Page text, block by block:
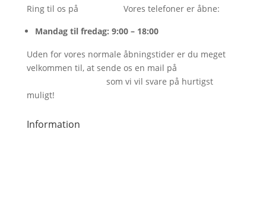
Ring til os på
Vores telefoner er åbne:
Mandag til fredag: 9:00 – 18:00
Uden for vores normale åbningstider er du meget
velkommen til, at sende os en mail på
som vi vil svare på hurtigst
muligt!
Information